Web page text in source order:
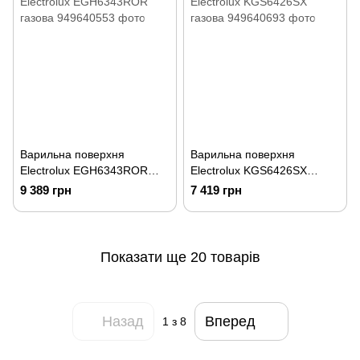
Варильна поверхня
Electrolux EGH6343ROR
газова
9 389 грн
Варильна поверхня
Electrolux KGS6426SX
газова
7 419 грн
Показати ще 20 товарів
Назад 1 з 8 Вперед